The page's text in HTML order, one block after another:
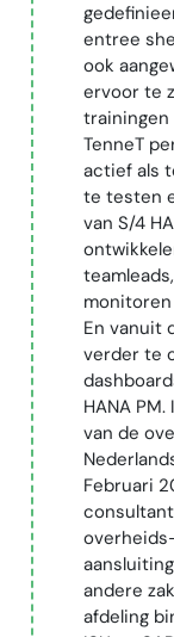
entree
ook
ervoor te
trainingen
TenneT
actief als
te testen
van S/4
En vanuit
verder te
HANA
van de
Februari
andere
afdeling